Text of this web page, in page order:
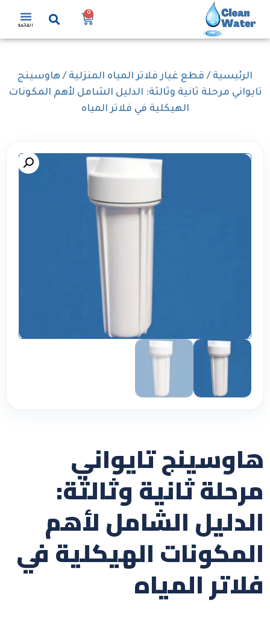
0
القائمة
الرئيسية / قطع غيار فلاتر المياه المنزلية / هاوسينج
تايواني مرحلة ثانية وثالثة: الدليل الشامل لأهم المكونات
الهيكلية في فلاتر المياه
هاوسينج تايواني
مرحلة ثانية وثالثة:
الدليل الشامل لأهم
المكونات الهيكلية في
فلاتر المياه